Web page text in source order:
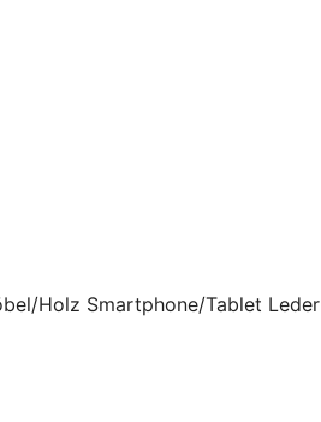
Holz Smartphone/Tablet Leder